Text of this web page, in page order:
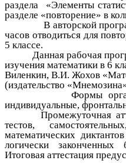
раздела «Элементы
разделе «повторение» в
В авторской
часов отводиться для
5 классе.
Данная рабочая
изучения математики в 6
Виленкин, В.И. Жохов
(издательство
Формы
индивидуальные,
Промежуточная
тестов,
математических
логически законченных
Итоговая аттестация